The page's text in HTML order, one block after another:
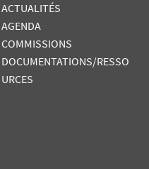
ACTUALITÉS
AGENDA
COMMISSIONS
DOCUMENTATIONS/RESSO
URCES